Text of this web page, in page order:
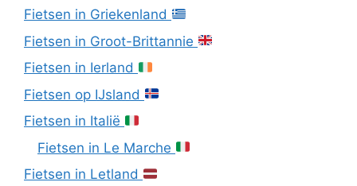
Fietsen in Griekenland
Fietsen in Groot-Brittannie
Fietsen in Ierland
Fietsen op IJsland
Fietsen in Italië
Fietsen in Le Marche
Fietsen in Letland